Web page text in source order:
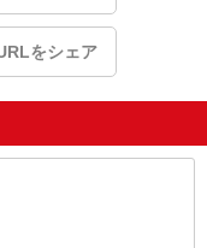
をシェア